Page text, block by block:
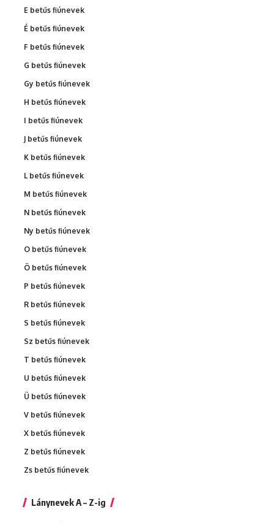
E betűs fiúnevek
É betűs fiúnevek
F betűs fiúnevek
G betűs fiúnevek
Gy betűs fiúnevek
H betűs fiúnevek
I betűs fiúnevek
J betűs fiúnevek
K betűs fiúnevek
L betűs fiúnevek
M betűs fiúnevek
N betűs fiúnevek
Ny betűs fiúnevek
O betűs fiúnevek
Ö betűs fiúnevek
P betűs fiúnevek
R betűs fiúnevek
S betűs fiúnevek
Sz betűs fiúnevek
T betűs fiúnevek
U betűs fiúnevek
Ü betűs fiúnevek
V betűs fiúnevek
X betűs fiúnevek
Z betűs fiúnevek
Zs betűs fiúnevek
Lánynevek A – Z-ig